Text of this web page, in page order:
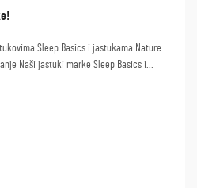
Sleep Basics i jastukama Nature
Naši jastuki marke Sleep Basics i